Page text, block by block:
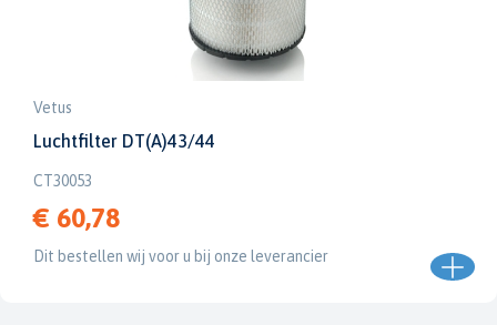
Vetus
Luchtfilter DT(A)43/44
CT30053
€ 60,78
Dit bestellen wij voor u bij onze leverancier